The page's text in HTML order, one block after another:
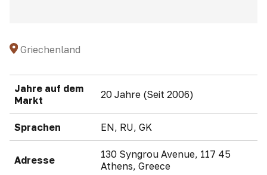
Griechenland
Jahre auf dem
Markt
20 Jahre (Seit 2006)
Sprachen EN, RU, GK
Adresse
130 Syngrou Avenue, 117 45
Athens, Greece